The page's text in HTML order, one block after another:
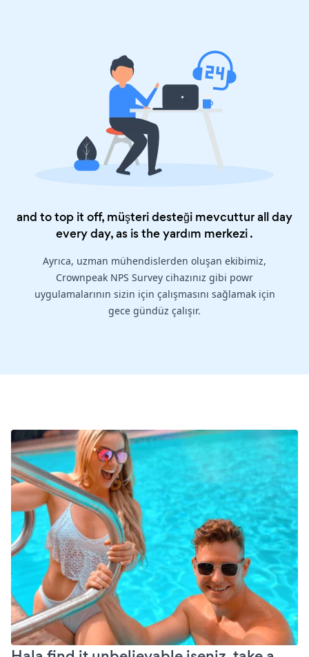
and to top it off, müşteri desteği mevcuttur all day
every day, as is theyardım merkezi.
Ayrıca, uzman mühendislerden oluşan ekibimiz,
Crownpeak NPS Survey cihazınız gibi powr
uygulamalarının sizin için çalışmasını sağlamak için
gece gündüz çalışır.